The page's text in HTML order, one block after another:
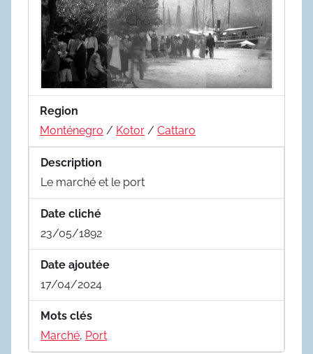
Region
Monténegro / Kotor / Cattaro
Description
Le marché et le port
Date cliché
23/05/1892
Date ajoutée
17/04/2024
Mots clés
Marché, Port